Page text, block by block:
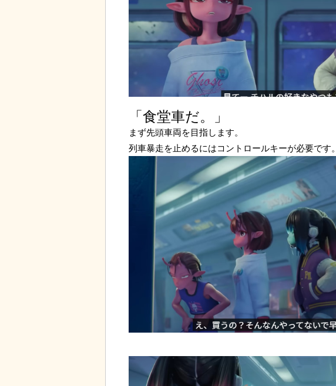
「食堂車だ。」
まず先頭車両を目指します。
列車暴走を止めるにはコントロールキーが必要です。